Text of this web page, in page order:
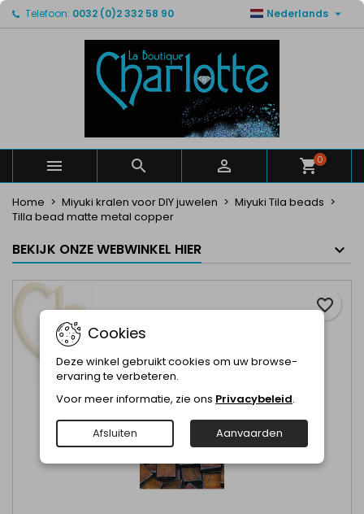
Telefoon: 0032 (0)2 332 58 90 Nederlands 
   0
Home Miyuki kralen voor DIY juwelen
Miyuki Tila beads
Tilla bead matte metal copper
BEKIJK ONZE WEBWINKEL HIER
favorite_border
Mijn verlanglijsten ×
Maak een lijst
Maak een verlanglijst ×
Verlanglijst naam
Annuleren Maak een verlanglijst
Inloggen ×
U moet ingelogd zijn om producten in uw verlanglijst
Annuleren Inloggen
Cookies
Deze winkel gebruikt cookies om uw browse-
ervaring te verbeteren.
Voor meer informatie, zie ons Privacybeleid.
Afsluiten Aanvaarden